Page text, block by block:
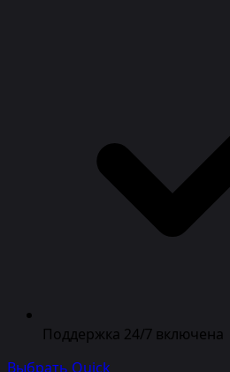
Поддержка 24/7 включена
Выбрать Quick